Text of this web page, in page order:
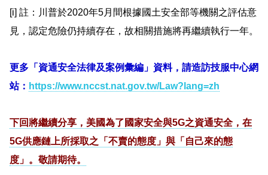
[i] 註：川普於2020年5月間根據國土安全部等機關之評估意
見，認定危險仍持續存在，故相關措施將再繼續執行一年。
更多「資通安全法律及案例彙編」資料，請造訪技服中心網
站： https://www.nccst.nat.gov.tw/Law?lang=zh
下回將繼續分享，美國為了國家安全與5G之資通安全，在
5G供應鏈上所採取之「不賣的態度」與「自己來的態
度」。敬請期待。